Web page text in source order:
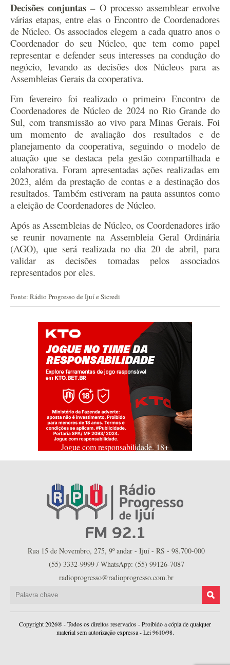
Decisões conjuntas – O processo assemblear envolve
várias etapas, entre elas o Encontro de Coordenadores
de Núcleo. Os associados elegem a cada quatro anos o
Coordenador do seu Núcleo, que tem como papel
representar e defender seus interesses na condução do
negócio, levando as decisões dos Núcleos para as
Assembleias Gerais da cooperativa.
Em fevereiro foi realizado o primeiro Encontro de
Coordenadores de Núcleo de 2024 no Rio Grande do
Sul, com transmissão ao vivo para Minas Gerais. Foi
um momento de avaliação dos resultados e de
planejamento da cooperativa, seguindo o modelo de
atuação que se destaca pela gestão compartilhada e
colaborativa. Foram apresentadas ações realizadas em
2023, além da prestação de contas e a destinação dos
resultados. Também estiveram na pauta assuntos como
a eleição de Coordenadores de Núcleo.
Após as Assembleias de Núcleo, os Coordenadores irão
se reunir novamente na Assembleia Geral Ordinária
(AGO), que será realizada no dia 20 de abril, para
validar as decisões tomadas pelos associados
representados por eles.
Fonte: Rádio Progresso de Ijuí e Sicredi
Jogue com responsabilidade. 18+
Rua 15 de Novembro, 275, 9º andar - Ijuí - RS - 98.700-000
(55) 3332-9999 / WhatsApp: (55) 99126-7087
radioprogresso@radioprogresso.com.br
Copyright 2026® - Todos os direitos reservados - Proibido a cópia de qualquer
material sem autorização expressa - Lei 9610/98.